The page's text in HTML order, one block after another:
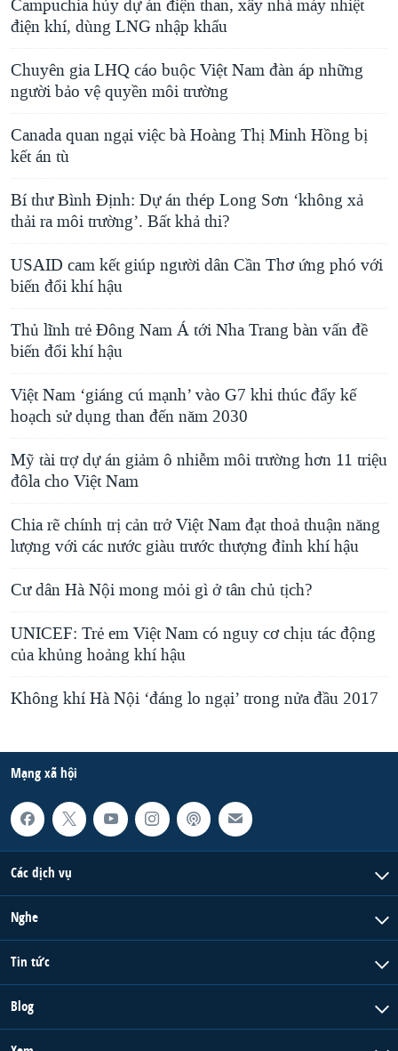
Campuchia hủy dự án điện than, xây nhà máy nhiệt
điện khí, dùng LNG nhập khẩu
Chuyên gia LHQ cáo buộc Việt Nam đàn áp những
người bảo vệ quyền môi trường
Canada quan ngại việc bà Hoàng Thị Minh Hồng bị
kết án tù
Bí thư Bình Định: Dự án thép Long Sơn ‘không xả
thải ra môi trường’. Bất khả thi?
USAID cam kết giúp người dân Cần Thơ ứng phó với
biến đổi khí hậu
Thủ lĩnh trẻ Đông Nam Á tới Nha Trang bàn vấn đề
biến đổi khí hậu
Việt Nam ‘giáng cú mạnh’ vào G7 khi thúc đẩy kế
hoạch sử dụng than đến năm 2030
Mỹ tài trợ dự án giảm ô nhiễm môi trường hơn 11 triệu
đôla cho Việt Nam
Chia rẽ chính trị cản trở Việt Nam đạt thoả thuận năng
lượng với các nước giàu trước thượng đỉnh khí hậu
Cư dân Hà Nội mong mỏi gì ở tân chủ tịch?
UNICEF: Trẻ em Việt Nam có nguy cơ chịu tác động
của khủng hoảng khí hậu
Không khí Hà Nội ‘đáng lo ngại’ trong nửa đầu 2017
Mạng xã hội
Các dịch vụ
Nghe
Tin tức
Blog